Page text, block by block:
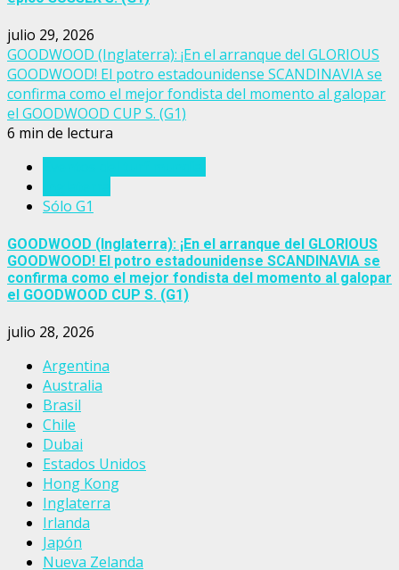
julio 29, 2026
GOODWOOD (Inglaterra): ¡En el arranque del GLORIOUS
GOODWOOD! El potro estadounidense SCANDINAVIA se
confirma como el mejor fondista del momento al galopar
el GOODWOOD CUP S. (G1)
6 min de lectura
Sólo G1
GOODWOOD (Inglaterra): ¡En el arranque del GLORIOUS
GOODWOOD! El potro estadounidense SCANDINAVIA se
confirma como el mejor fondista del momento al galopar
el GOODWOOD CUP S. (G1)
julio 28, 2026
Argentina
Australia
Brasil
Chile
Dubai
Estados Unidos
Hong Kong
Inglaterra
Irlanda
Japón
Nueva Zelanda